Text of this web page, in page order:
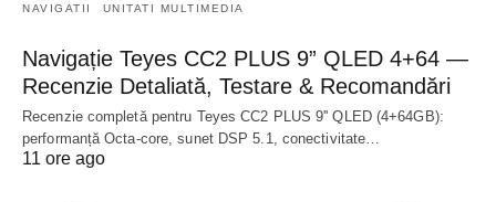
NAVIGATII UNITATI MULTIMEDIA
Navigație Teyes CC2 PLUS 9” QLED 4+64 —
Recenzie Detaliată, Testare & Recomandări
Recenzie completă pentru Teyes CC2 PLUS 9'' QLED (4+64GB):
performanță Octa-core, sunet DSP 5.1, conectivitate…
11 ore ago